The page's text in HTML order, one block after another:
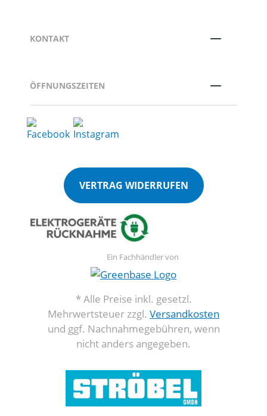
KONTAKT
ÖFFNUNGSZEITEN
VERTRAG WIDERRUFEN
Ein Fachhändler von
* Alle Preise inkl. gesetzl.
Mehrwertsteuer zzgl. Versandkosten
und ggf. Nachnahmegebühren, wenn
nicht anders angegeben.